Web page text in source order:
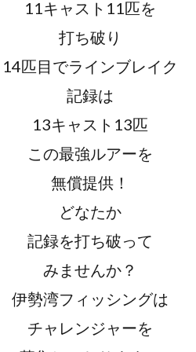
11キャスト11匹を
打ち破り
14匹目でラインブレイク
記録は
13キャスト13匹
この最強ルアーを
無償提供！
どなたか
記録を打ち破って
みませんか？
伊勢湾フィッシングは
チャレンジャーを